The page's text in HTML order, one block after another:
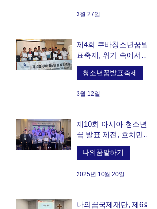
3월 27일
제4회 쿠바청소년꿈발
표축제, 위기 속에서도
이어진 청소년들의 도
전과 희망
청소년꿈발표축제
3월 12일
제10회 아시아 청소년
꿈 발표 제전, 호치민서
성료
나의꿈말하기
2025년 10월 20일
나의꿈국제재단, 제6회